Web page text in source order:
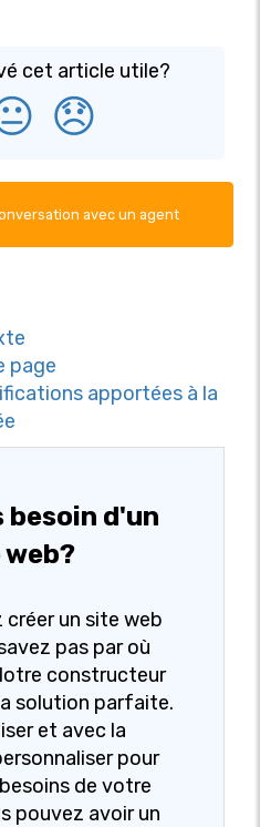
cet article utile?
😞
avec un agent
page
apportées à la
besoin d'un
un site web
pas par où
constructeur
solution parfaite.
et avec la
pour
de votre
pouvez avoir un